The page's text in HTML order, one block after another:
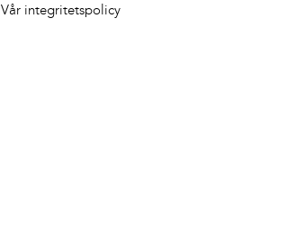
Vår integritetspolicy